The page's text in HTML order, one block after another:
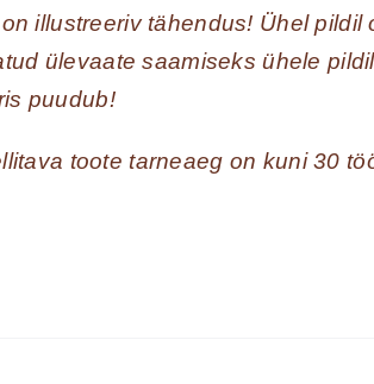
illustreeriv tähendus! Ühel
ülevaate saamiseks ühele
puudub!
toote tarneaeg on kuni 30